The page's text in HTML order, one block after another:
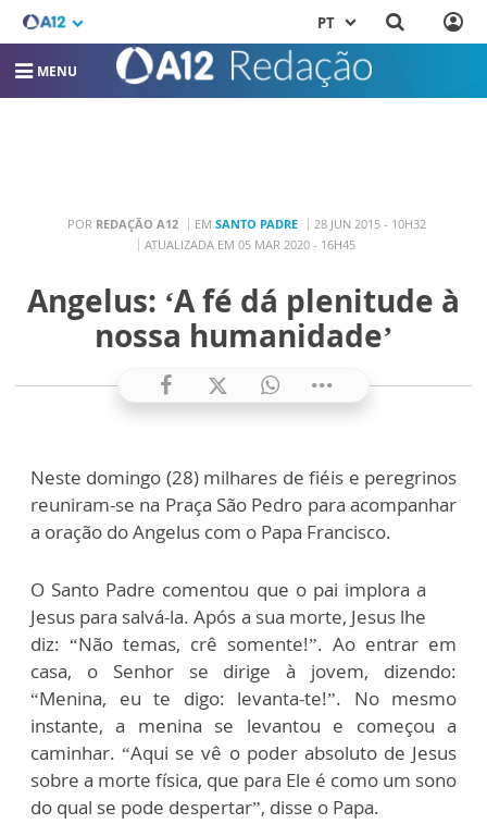
PT
MENU
POR REDAÇÃO A12 EM SANTO PADRE
28 JUN 2015 - 10H32
ATUALIZADA EM 05 MAR 2020 - 16H45
Angelus: ‘A fé dá plenitude à
nossa humanidade’
Neste domingo (28) milhares de fiéis e peregrinos
reuniram-se na Praça São Pedro para acompanhar
a oração do Angelus com o Papa Francisco.
O Santo Padre comentou que o pai implora a
Jesus para salvá-la. Após a sua morte, Jesus lhe
diz: “Não temas, crê somente!”. Ao entrar em
casa, o Senhor se dirige à jovem, dizendo:
“Menina, eu te digo: levanta-te!”. No mesmo
instante, a menina se levantou e começou a
caminhar. “Aqui se vê o poder absoluto de Jesus
sobre a morte física, que para Ele é como um sono
do qual se pode despertar”, disse o Papa.